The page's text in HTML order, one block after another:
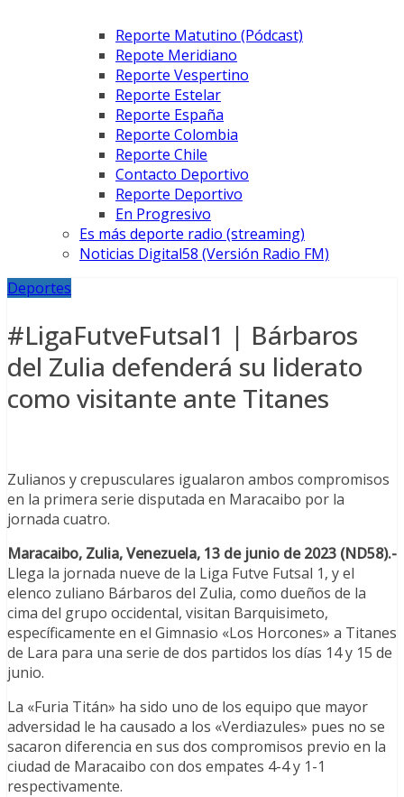
Reporte Matutino (Pódcast)
Repote Meridiano
Reporte Vespertino
Reporte Estelar
Reporte España
Reporte Colombia
Reporte Chile
Contacto Deportivo
Reporte Deportivo
En Progresivo
Es más deporte radio (streaming)
Noticias Digital58 (Versión Radio FM)
Deportes
#LigaFutveFutsal1 | Bárbaros
del Zulia defenderá su liderato
como visitante ante Titanes
Zulianos y crepusculares igualaron ambos compromisos
en la primera serie disputada en Maracaibo por la
jornada cuatro.
Maracaibo, Zulia, Venezuela, 13 de junio de 2023 (ND58).-
Llega la jornada nueve de la Liga Futve Futsal 1, y el
elenco zuliano Bárbaros del Zulia, como dueños de la
cima del grupo occidental, visitan Barquisimeto,
específicamente en el Gimnasio «Los Horcones» a Titanes
de Lara para una serie de dos partidos los días 14 y 15 de
junio.
La «Furia Titán» ha sido uno de los equipo que mayor
adversidad le ha causado a los «Verdiazules» pues no se
sacaron diferencia en sus dos compromisos previo en la
ciudad de Maracaibo con dos empates 4-4 y 1-1
respectivamente.